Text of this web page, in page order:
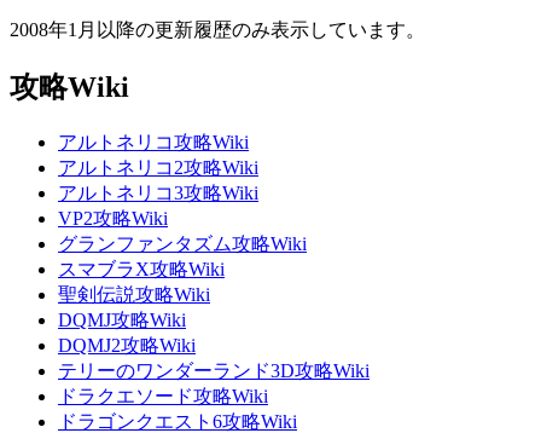
2008年1月以降の更新履歴のみ表示しています。
攻略Wiki
アルトネリコ攻略Wiki
アルトネリコ2攻略Wiki
アルトネリコ3攻略Wiki
VP2攻略Wiki
グランファンタズム攻略Wiki
スマブラX攻略Wiki
聖剣伝説攻略Wiki
DQMJ攻略Wiki
DQMJ2攻略Wiki
テリーのワンダーランド3D攻略Wiki
ドラクエソード攻略Wiki
ドラゴンクエスト6攻略Wiki